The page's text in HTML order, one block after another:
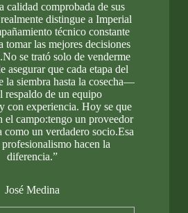
calidad comprobada de sus
distingue a Imperial
técnico constante
tomar las mejores decisiones
se trató solo de venderme
asegurar que cada etapa del
la siembra hasta la cosecha—
respaldo de un equipo
con experiencia. Hoy se que
el campo:tengo un proveedor
como un verdadero socio.Esa
hacen la
diferencia.”
José Medina